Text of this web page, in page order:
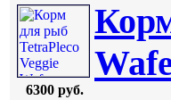
6300 руб.